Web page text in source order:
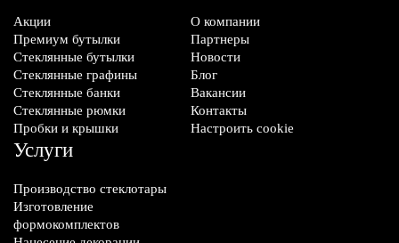
Акции
Премиум бутылки
Стеклянные бутылки
Стеклянные графины
Стеклянные банки
Стеклянные рюмки
Пробки и крышки
О компании
Партнеры
Новости
Блог
Вакансии
Контакты
Настроить cookie
Услуги
Производство стеклотары
Изготовление
формокомплектов